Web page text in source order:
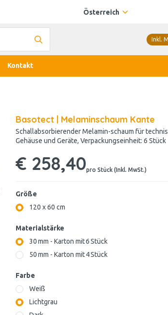
Österreich
Inkl.
Kontakt
Basotect | Melaminschaum Kante
Schallabsorbierender Melamin-schaum für
Gehäuse und Geräte, Verpackungseinheit: 6 Stück
€ 258,40pro Stück (Inkl. MwSt.)
Größe
120 x 60 cm
Materialstärke
30 mm - Karton mit 6 Stück
50 mm - Karton mit 4 Stück
Farbe
Weiß
Lichtgrau